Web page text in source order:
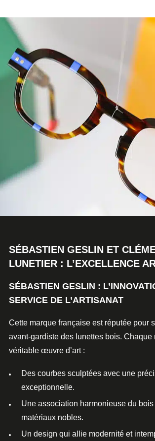
SÉBASTIEN GESLIN ET
LUNETIER : L’EXCELLENCE
SÉBASTIEN GESLIN :
SERVICE DE L’ARTISANAT
Cette marque française est réputée pour
avant-gardiste des lunettes bois. Chaque
véritable œuvre d’art:
Des courbes sculptées avec une
exceptionnelle.
Une association harmonieuse du bois
matériaux nobles.
Un design qui allie modernité et